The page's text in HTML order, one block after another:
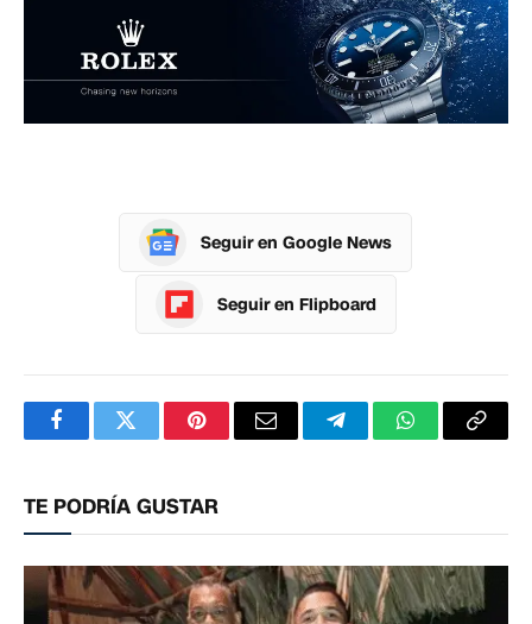
Seguir en Google News
Seguir en Flipboard
FacebookTwitterPinterestCorreoTelegramWhatsApp
TE PODRÍA GUSTAR